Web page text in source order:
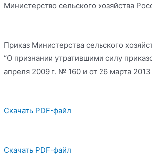
Министерство сельского хозяйства
Приказ Министерства сельского
“О признании утратившими силу
апреля 2009 г. № 160 и от 26 марта
Скачать PDF-файл
Скачать PDF-файл